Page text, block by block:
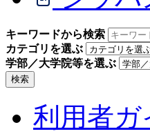
キーワードから検索
カテゴリを選ぶ
学部／大学院等を選ぶ
検索
利用者ガ